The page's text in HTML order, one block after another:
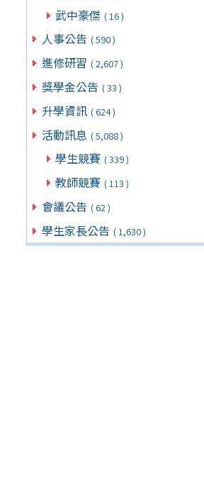
武中豪傑 ( 16 )
人事公告 ( 590 )
進修研習 ( 2,607 )
獎學金公告 ( 33 )
升學資訊 ( 624 )
活動訊息 ( 5,088 )
學生競賽 ( 339 )
教師競賽 ( 113 )
會議公告 ( 62 )
學生家長公告 ( 1,630 )